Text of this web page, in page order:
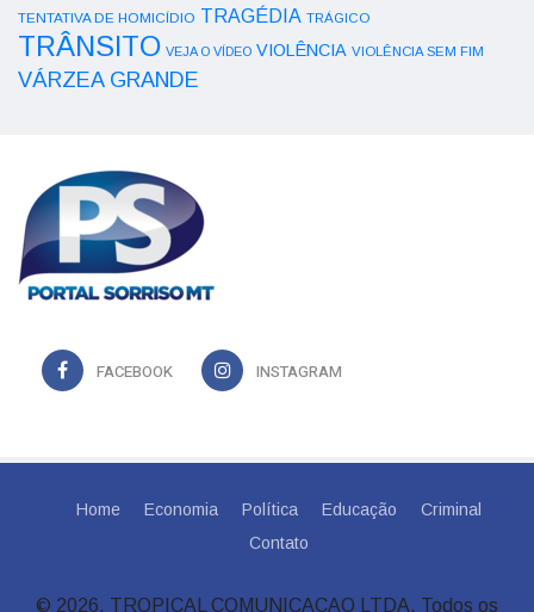
TENTATIVA DE HOMICÍDIO TRAGÉDIA TRÁGICO
TRÂNSITO VEJA O VÍDEO VIOLÊNCIA VIOLÊNCIA SEM FIM
VÁRZEA GRANDE
FACEBOOK INSTAGRAM
Home Economia Política Educação
Criminal
Contato
© 2026, TROPICAL COMUNICACAO LTDA. Todos os